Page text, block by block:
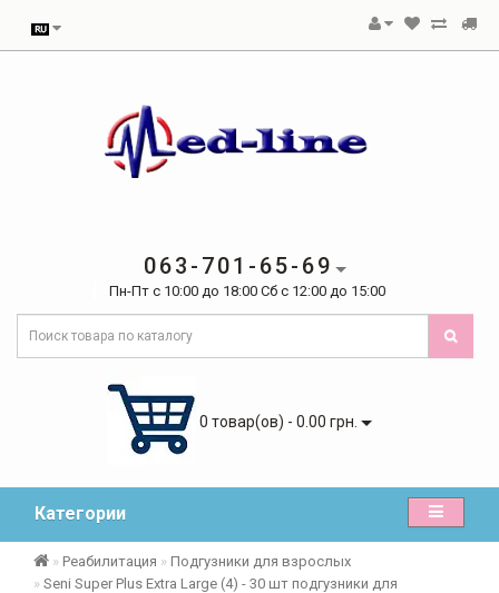
063-701-65-69
Пн-Пт с 10:00 до 18:00 Сб с 12:00 до 15:00
0 товар(ов) - 0.00 грн.
Категории
Реабилитация
Подгузники для взрослых
Seni Super Plus Extra Large (4) - 30 шт подгузники для